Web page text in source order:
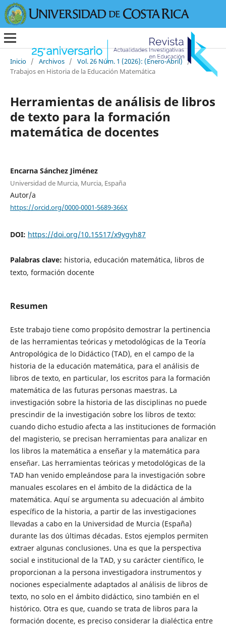
Inicio / Archivos / Vol. 26 Núm. 1 (2026): (Enero-Abril) /
Trabajos en Historia de la Educación Matemática
Herramientas de análisis de libros
de texto para la formación
matemática de docentes
Encarna Sánchez Jiménez
Universidad de Murcia, Murcia, España
Autor/a
https://orcid.org/0000-0001-5689-366X
DOI: https://doi.org/10.15517/x9ygyh87
Palabras clave: historia, educación matemática, libros de
texto, formación docente
Resumen
Este trabajo tiene como propósito demostrar la pertinencia
de las herramientas teóricas y metodológicas de la Teoría
Antropológica de lo Didáctico (TAD), en el campo de la
historia de la educación matemática, para el análisis de
libros de texto, en particular, los escritos para la formación
matemática de las futuras personas maestras. La
investigación sobre la historia de las disciplinas no puede
prescindir de la investigación sobre los libros de texto:
cuando dicho estudio afecta a las instituciones de formación
del magisterio, se precisan herramientas para analizar en
los libros la matemática a enseñar y la matemática para
enseñar. Las herramientas teóricas y metodológicas de la
TAD han venido empleándose para la investigación sobre
manuales escolares en el ámbito de la didáctica de la
matemática. Aquí se argumenta su adecuación al ámbito
específico de la historia, a partir de las investigaciones
llevadas a cabo en la Universidad de Murcia (España)
durante las dos últimas décadas. Estos ejemplos permiten
extraer algunas conclusiones. Una es que la perspectiva
social e institucional de la TAD, y su carácter científico, le
proporcionan a la persona investigadora instrumentos y
nociones especialmente adaptados al análisis de libros de
texto, no solo en el ámbito didáctico, sino también en el
histórico. Otra es que, cuando se trata de libros para la
formación docente, es preciso considerar la dialéctica entre